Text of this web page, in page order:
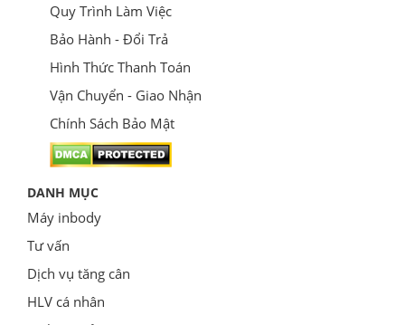
Quy Trình Làm Việc
Bảo Hành - Đổi Trả
Hình Thức Thanh Toán
Vận Chuyển - Giao Nhận
Chính Sách Bảo Mật
DANH MỤC
Máy inbody
Tư vấn
Dịch vụ tăng cân
HLV cá nhân